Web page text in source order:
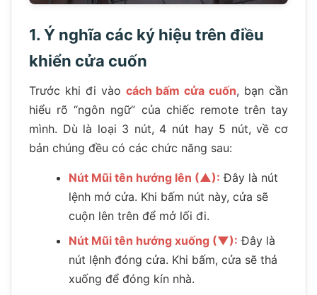
1. Ý nghĩa các ký hiệu trên điều
khiển cửa cuốn
Trước khi đi vào cách bấm cửa cuốn, bạn cần
hiểu rõ “ngôn ngữ” của chiếc remote trên tay
mình. Dù là loại 3 nút, 4 nút hay 5 nút, về cơ
bản chúng đều có các chức năng sau:
Nút Mũi tên hướng lên (▲): Đây là nút
lệnh mở cửa. Khi bấm nút này, cửa sẽ
cuộn lên trên để mở lối đi.
Nút Mũi tên hướng xuống (▼): Đây là
nút lệnh đóng cửa. Khi bấm, cửa sẽ thả
xuống để đóng kín nhà.